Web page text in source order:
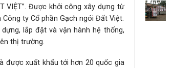
VIỆT”. Được khởi công xây dựng từ
ty Cổ phần Gạch ngói Đất Việt.
lắp đặt và vận hành hệ thống,
thị trường.
được xuất khẩu tới hơn 20 quốc gia